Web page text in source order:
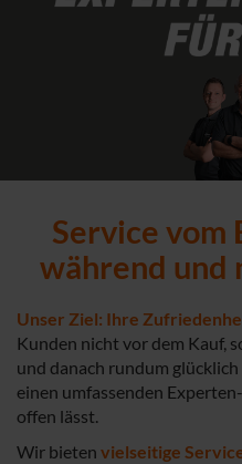
Service vom
während und
Unser Ziel: Ihre
Kunden nicht vor dem Kauf,
und danach rundum
einen umfassenden
offen lässt.
Wir bieten vielseitige